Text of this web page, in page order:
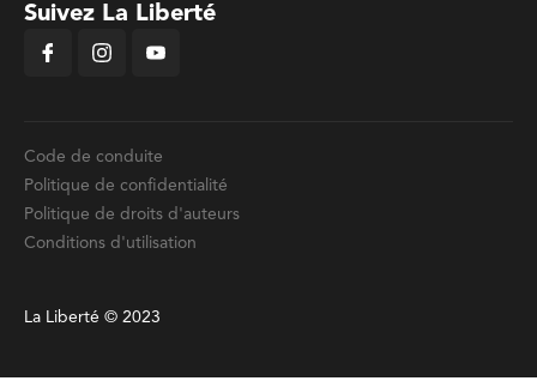
Suivez La Liberté
Code de conduite
Politique de confidentialité
Politique de droits d'auteurs
Conditions d'utilisation
La Liberté © 2023